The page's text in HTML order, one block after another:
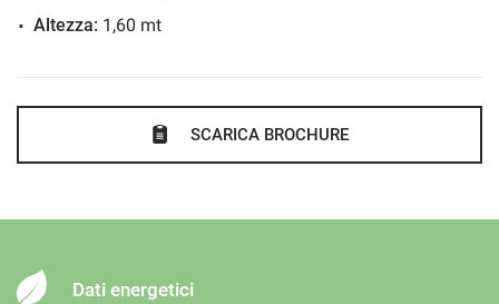
Chiusura centralizzata
Cielo abitacolo nero
Climatronic bi-zona
Connectivity Box
Cruise Control
Altezza: 1,60 mt
SCARICA BROCHURE
Dati energetici